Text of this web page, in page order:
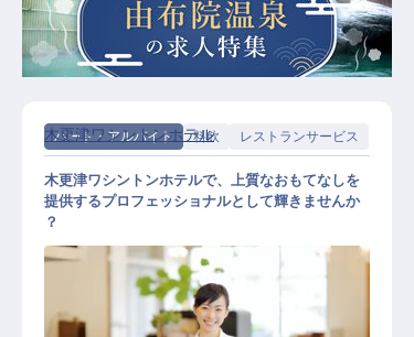
パート・アルバイト 料飲 レストランサービス
木更津ワシントンホテル
木更津ワシントンホテルで、上質なおもてなしを
提供するプロフェッショナルとして輝きませんか
？